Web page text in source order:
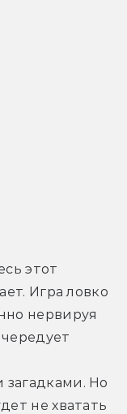
этот
Игра ловко
нервируя
Но
не хватать